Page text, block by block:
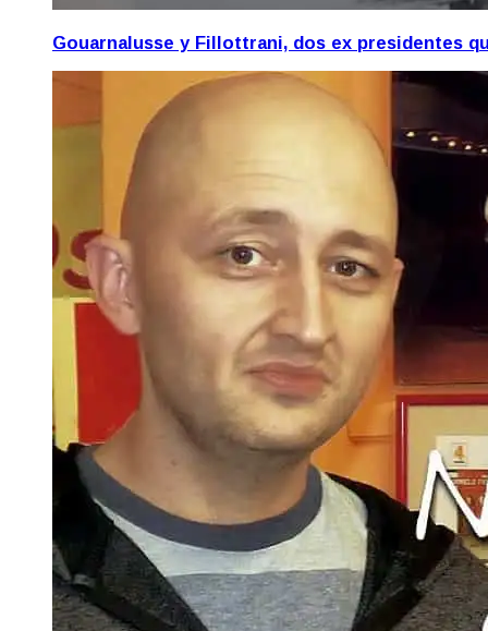
Gouarnalusse y Fillottrani, dos ex presidentes